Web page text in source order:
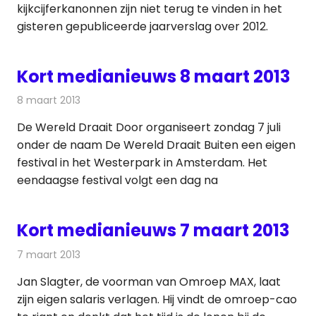
kijkcijferkanonnen zijn niet terug te vinden in het
gisteren gepubliceerde jaarverslag over 2012.
Kort medianieuws 8 maart 2013
8 maart 2013
De Wereld Draait Door organiseert zondag 7 juli
onder de naam De Wereld Draait Buiten een eigen
festival in het Westerpark in Amsterdam. Het
eendaagse festival volgt een dag na
Kort medianieuws 7 maart 2013
7 maart 2013
Jan Slagter, de voorman van Omroep MAX, laat
zijn eigen salaris verlagen. Hij vindt de omroep-cao